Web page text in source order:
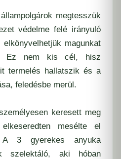
megtesszük
védelme felé irányuló
magunkat
Ez nem kis cél, hisz
termelés hallatszik és a
feledésbe merül.
keresett meg
mesélte el
A 3 gyerekes anyuka
szelektáló, aki hóban